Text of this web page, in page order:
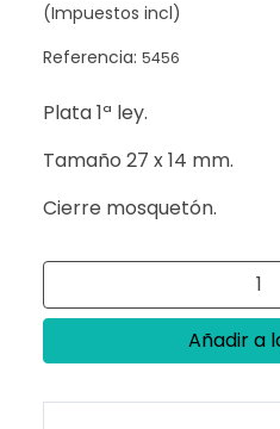
(Impuestos incl)
Referencia: 5456
Plata 1ª ley.
Tamaño 27 x 14 mm.
Cierre mosquetón.
Añadir a